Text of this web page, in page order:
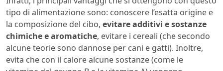
tipo di alimentazione sono: conoscere l’esatta origine e
la composizione del cibo, evitare additivi e sostanze
chimiche e aromatiche, evitare i cereali (che secondo
alcune teorie sono dannose per cani e gatti). Inoltre,
evita che con il calore alcune sostanze (come le